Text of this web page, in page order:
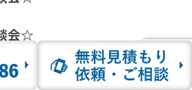
会☆
談会のご案内☆